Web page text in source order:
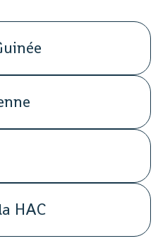
HAC